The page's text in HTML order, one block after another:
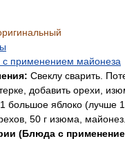
применением майонеза
Свеклу сварить.
добавить орехи,
большое яблоко (лучше
50 г изюма, майонез.
(Блюда с